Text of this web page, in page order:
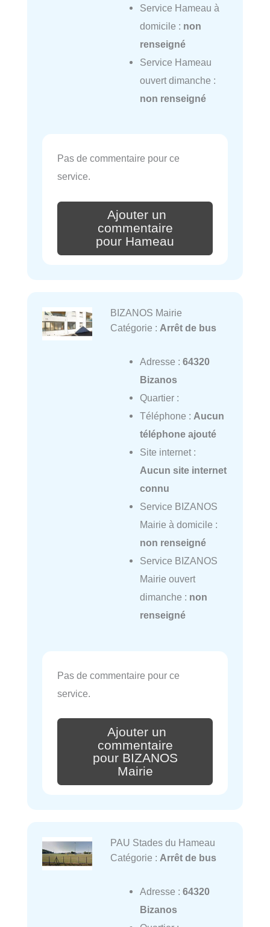
Service Hameau à
domicile : non
renseigné
Service Hameau
ouvert dimanche :
non renseigné
Pas de commentaire pour ce
service.
Ajouter un
commentaire
pour Hameau
BIZANOS Mairie
Catégorie : Arrêt de bus
Adresse : 64320
Bizanos
Quartier :
Téléphone : Aucun
téléphone ajouté
Site internet :
Aucun site internet
connu
Service BIZANOS
Mairie à domicile :
non renseigné
Service BIZANOS
Mairie ouvert
dimanche : non
renseigné
Pas de commentaire pour ce
service.
Ajouter un
commentaire
pour BIZANOS
Mairie
PAU Stades du Hameau
Catégorie : Arrêt de bus
Adresse : 64320
Bizanos